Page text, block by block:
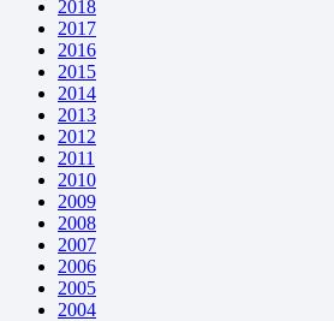
2018
2017
2016
2015
2014
2013
2012
2011
2010
2009
2008
2007
2006
2005
2004